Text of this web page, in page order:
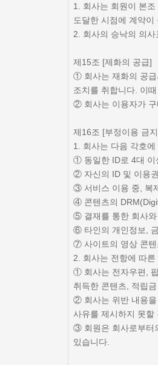
1. 회사는 회원이 본
도달한 시점에 계약이
2. 회사의 승낙의 의
제15조 [제화의 공급]
① 회사는 재화의 공급
조치를 취합니다. 이
② 회사는 이용자가 구
제16조 [부정이용 금
1. 회사는 다음 각호
① 동일한 ID로 4대 이
② 자신의 ID 및 이용
③ 서비스 이용 중, 복
④ 콘텐츠의
⑤ 결재를 통한 회사와
⑥ 타인의 개인정보,
⑦ 사이트의 영상 콘텐
2. 회사는 전항에 따
① 회사는 전자우편,
취득한 콘텐츠, 적립
② 회사는 위반 내용을
사유를 제시하지 못할
③ 회원은 회사로부터
있습니다.